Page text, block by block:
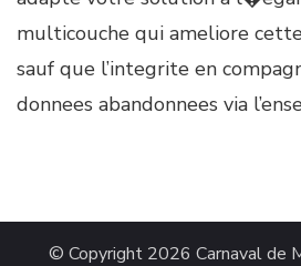
multicouche qui ameliore
sauf que l’integrite en
donnees abandonnees via
© Copyright 2026 Carnaval de